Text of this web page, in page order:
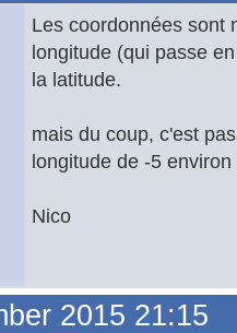
Les coordonnées sont
longitude (qui passe
la latitude.
mais du coup, c'est
longitude de -5
Nico
2015 21:15